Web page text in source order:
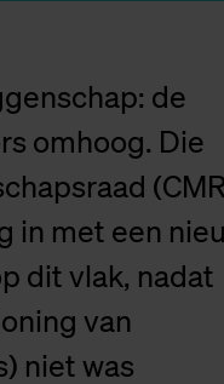
de
omhoog. Die
in met een
dit vlak, nadat
van
niet was